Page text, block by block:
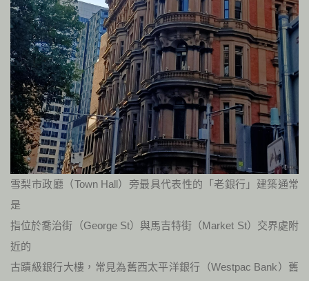
雪梨市政廳（Town Hall）旁最具代表性的「老銀行」建築通常
是
指位於喬治街（George St）與馬吉特街（Market St）交界處附
近的
古蹟級銀行大樓，常見為舊西太平洋銀行（Westpac Bank）舊